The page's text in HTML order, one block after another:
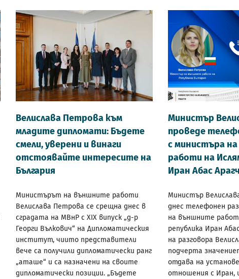
Велислава Петрова към
младите дипломати: Бъдете
смели, уверени и винаги
отстоявайте интересите на
България
Министърът на външните работи
Велислава Петрова се срещна днес в
сградата на МВнР с XIX випуск „д-р
Георги Вълкович“ на Дипломатическия
институт, чиито представители
вече са получили дипломатически ранг
„аташе“ и са назначени на своите
дипломатически позиции. „Бъдете
Министър
проведе
с министъра
работи на
Иран Абас
Министър
днес телефонен
на външните
република Иран
на разговора
подчерта
отдава на
отношения с Иран,